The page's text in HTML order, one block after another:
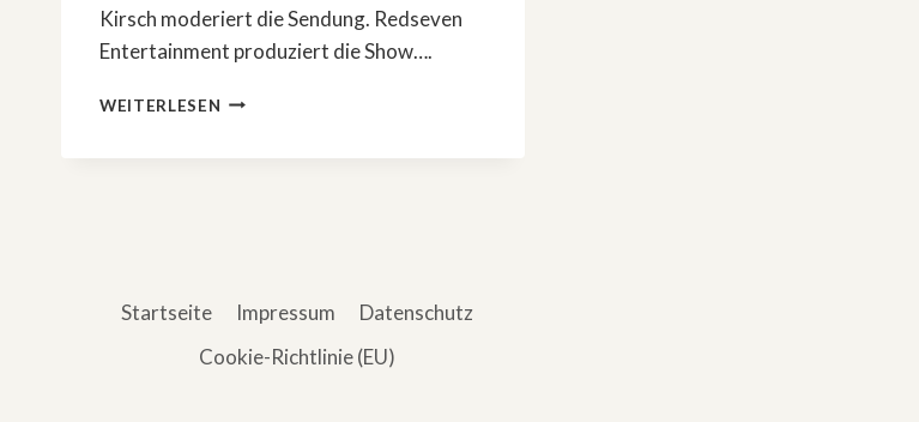
Kirsch moderiert die Sendung. Redseven
Entertainment produziert die Show….
WEITERLESEN
Startseite Impressum
Datenschutz
Cookie-Richtlinie (EU)